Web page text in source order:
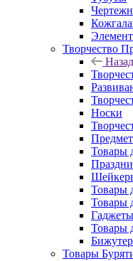
Творчество
Назад
Носки
Товары
Товары
Товары
Товары
Товары